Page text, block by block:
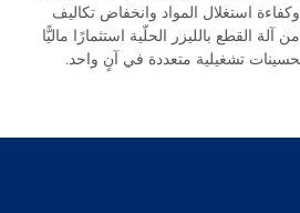
استغلال المواد وانخفاض تكاليف
القطع بالليزر الحلّية استثمارًا ماليًّا
تشغيلية متعددة في آنٍ واحد.